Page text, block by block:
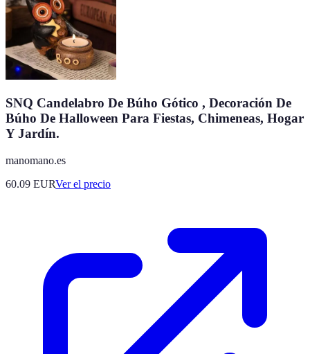
SNQ Candelabro De Búho Gótico , Decoración De
Búho De Halloween Para Fiestas, Chimeneas, Hogar
Y Jardín.
manomano.es
60.09 EURVer el precio